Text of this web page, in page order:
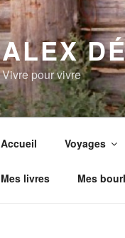
ALEX
Vivre pour vivre
Accueil Voyages
Mes livres Mes